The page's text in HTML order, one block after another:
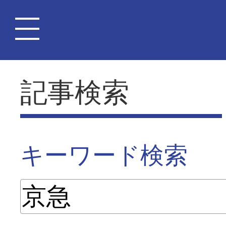
記事検索
キーワード検索